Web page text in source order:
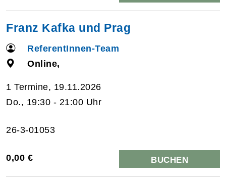
Franz Kafka und Prag
ReferentInnen-Team
Online,
1 Termine, 19.11.2026
Do., 19:30 - 21:00 Uhr
26-3-01053
0,00 € BUCHEN